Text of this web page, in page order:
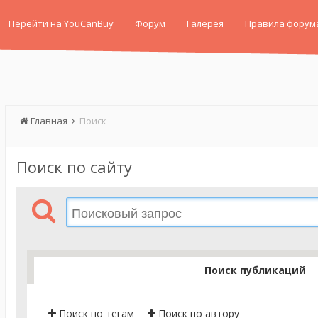
Перейти на YouCanBuy Форум Галерея Правила
Главная Поиск
Поиск по сайту
Поиск публикаций
Поиск по тегам Поиск по автору